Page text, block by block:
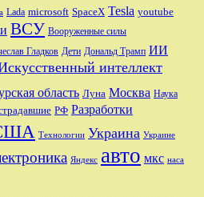
Lada microsoft SpaceX Tesla youtube
ВСУ Вооруженные силы
Гладков Дети Дональд Трамп ИИ
интеллект
область Луна Москва Наука
РФ Разработки
Технологии Украина Украине
Яндекс авто мкс наса